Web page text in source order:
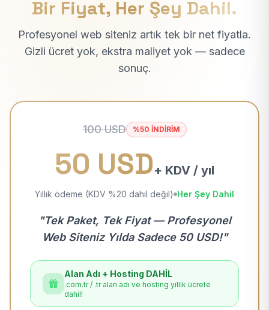
Bir Fiyat, Her Şey Dahil.
Profesyonel web siteniz artık tek bir net fiyatla.
Gizli ücret yok, ekstra maliyet yok — sadece
sonuç.
100 USD %50 İNDİRİM
50 USD+ KDV / yıl
Yıllık ödeme (KDV %20 dahil değil) Her Şey Dahil
"Tek Paket, Tek Fiyat — Profesyonel
Web Siteniz Yılda Sadece 50 USD!"
Alan Adı + Hosting DAHİL
.com.tr / .tr alan adı ve hosting yıllık ücrete
dahil!